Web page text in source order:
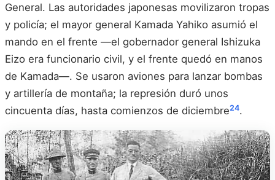
General. Las autoridades japonesas movilizaron tropas
y policía; el mayor general Kamada Yahiko asumió el
mando en el frente —el gobernador general Ishizuka
Eizo era funcionario civil, y el frente quedó en manos
de Kamada—. Se usaron aviones para lanzar bombas
y artillería de montaña; la represión duró unos
cincuenta días, hasta comienzos de diciembre24.